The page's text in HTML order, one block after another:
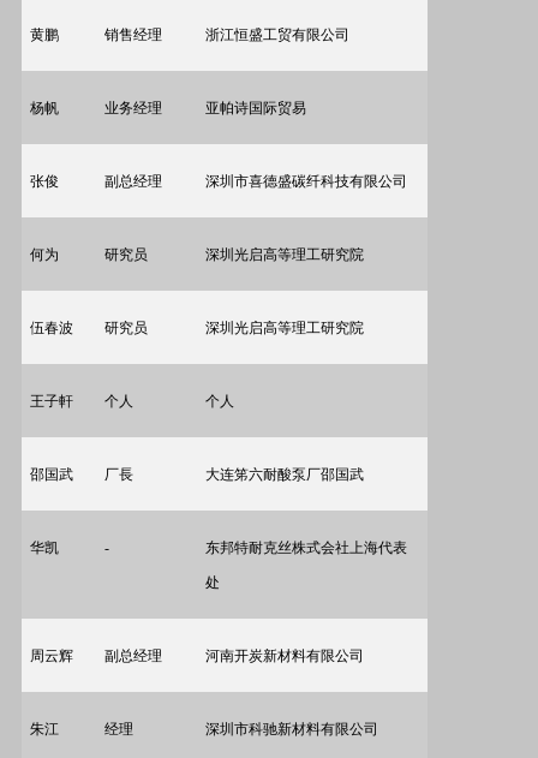
黄鹏 销售经理 浙江恒盛工贸有限公司
杨帆 业务经理 亚帕诗国际贸易
张俊 副总经理 深圳市喜德盛碳纤科技有限公司
何为 研究员 深圳光启高等理工研究院
伍春波 研究员 深圳光启高等理工研究院
王子軒 个人 个人
邵国武 厂長 大连笫六耐酸泵厂邵国武
华凯 - 东邦特耐克丝株式会社上海代表
处
周云辉 副总经理 河南开炭新材料有限公司
朱江 经理 深圳市科驰新材料有限公司